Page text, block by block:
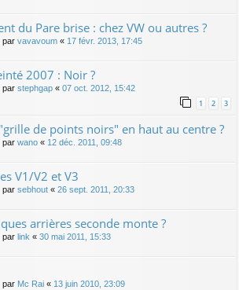
du Pare brise : chez VW ou autres ?
par vavavoum « 17 févr. 2013, 17:45
2007 : Noir ?
par stephgap « 07 oct. 2012, 15:42
1 2 3
de points noirs" en haut au centre ?
par wano « 12 déc. 2011, 09:48
V1/V2 et V3
par sebhout « 26 sept. 2011, 20:33
arrières seconde monte ?
par link « 30 mai 2011, 15:33
par Mc Rai « 13 juin 2010, 23:09